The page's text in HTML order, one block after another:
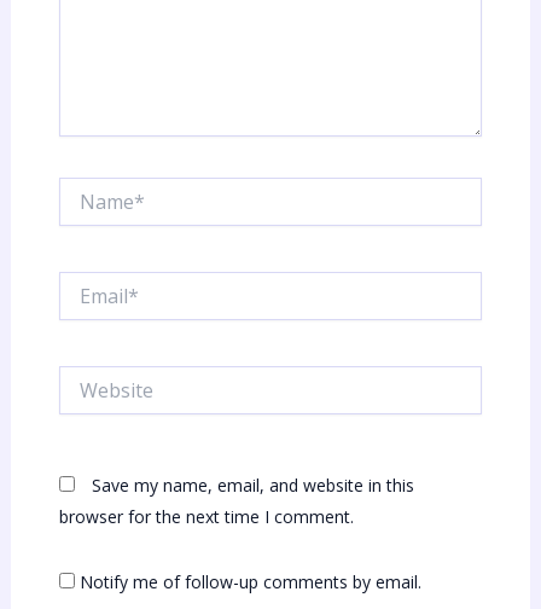
Save my name, email, and website in this
browser for the next time I comment.
Notify me of follow-up comments by email.